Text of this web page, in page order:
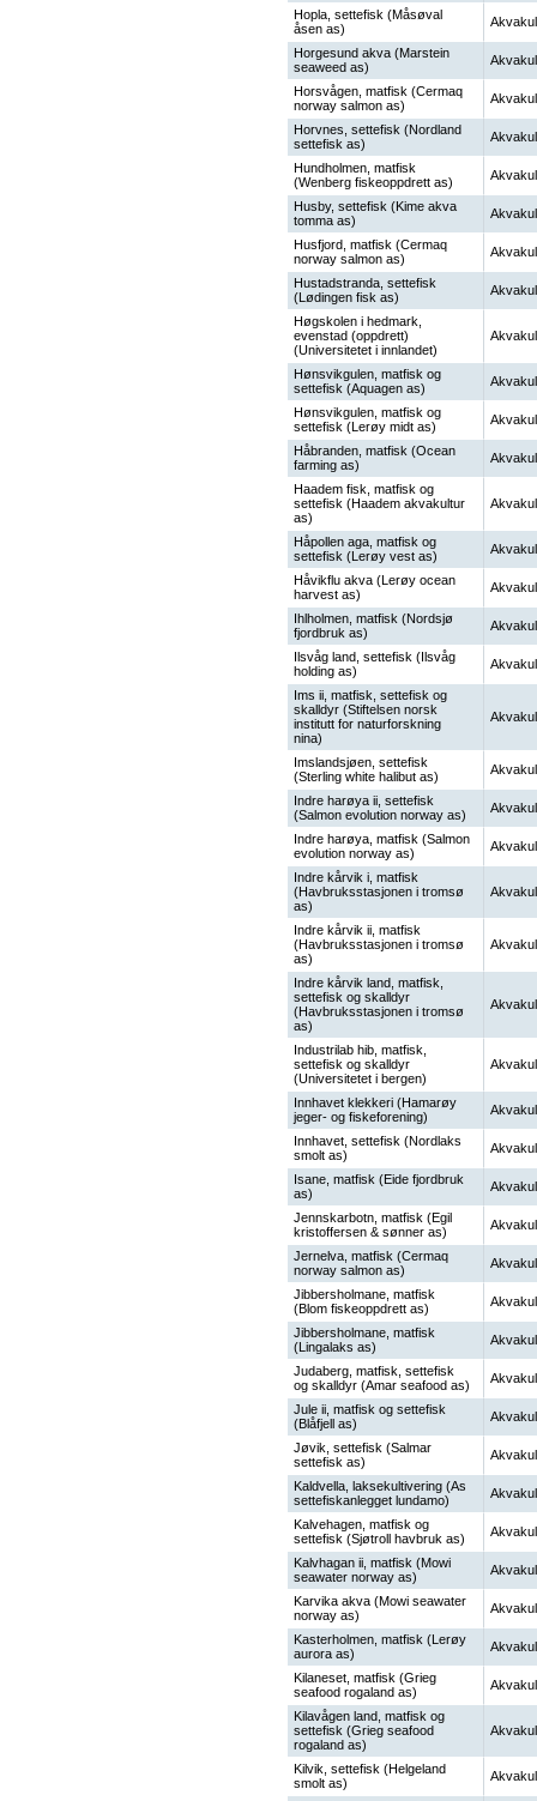
Hopla, settefisk (Måsøval
åsen as)
Horgesund akva (Marstein
seaweed as)
Horsvågen, matfisk (Cermaq
norway salmon as)
Horvnes, settefisk (Nordland
settefisk as)
Hundholmen, matfisk
(Wenberg fiskeoppdrett as)
Husby, settefisk (Kime akva
tomma as)
Husfjord, matfisk (Cermaq
norway salmon as)
Hustadstranda, settefisk
(Lødingen fisk as)
Høgskolen i hedmark,
evenstad (oppdrett)
(Universitetet i innlandet)
Hønsvikgulen, matfisk og
settefisk (Aquagen as)
Hønsvikgulen, matfisk og
settefisk (Lerøy midt as)
Håbranden, matfisk (Ocean
farming as)
Haadem fisk, matfisk og
settefisk (Haadem akvakultur
as)
Håpollen aga, matfisk og
settefisk (Lerøy vest as)
Håvikflu akva (Lerøy ocean
harvest as)
Ihlholmen, matfisk (Nordsjø
fjordbruk as)
Ilsvåg land, settefisk (Ilsvåg
holding as)
Ims ii, matfisk, settefisk og
skalldyr (Stiftelsen norsk
institutt for naturforskning
nina)
Imslandsjøen, settefisk
(Sterling white halibut as)
Indre harøya ii, settefisk
(Salmon evolution norway as)
Indre harøya, matfisk (Salmon
evolution norway as)
Indre kårvik i, matfisk
(Havbruksstasjonen i tromsø
as)
Indre kårvik ii, matfisk
(Havbruksstasjonen i tromsø
as)
Indre kårvik land, matfisk,
settefisk og skalldyr
(Havbruksstasjonen i tromsø
as)
Industrilab hib, matfisk,
settefisk og skalldyr
(Universitetet i bergen)
Innhavet klekkeri (Hamarøy
jeger- og fiskeforening)
Innhavet, settefisk (Nordlaks
smolt as)
Isane, matfisk (Eide fjordbruk
as)
Jennskarbotn, matfisk (Egil
kristoffersen & sønner as)
Jernelva, matfisk (Cermaq
norway salmon as)
Jibbersholmane, matfisk
(Blom fiskeoppdrett as)
Jibbersholmane, matfisk
(Lingalaks as)
Judaberg, matfisk, settefisk
og skalldyr (Amar seafood as)
Jule ii, matfisk og settefisk
(Blåfjell as)
Jøvik, settefisk (Salmar
settefisk as)
Kaldvella, laksekultivering (As
settefiskanlegget lundamo)
Kalvehagen, matfisk og
settefisk (Sjøtroll havbruk as)
Kalvhagan ii, matfisk (Mowi
seawater norway as)
Karvika akva (Mowi seawater
norway as)
Kasterholmen, matfisk (Lerøy
aurora as)
Kilaneset, matfisk (Grieg
seafood rogaland as)
Kilavågen land, matfisk og
settefisk (Grieg seafood
rogaland as)
Kilvik, settefisk (Helgeland
smolt as)